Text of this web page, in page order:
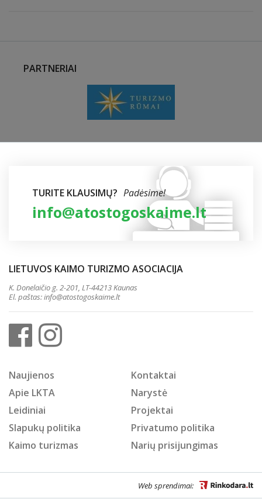
PARTNERIAI
TURITE KLAUSIMŲ? Padėsime!
info@atostogoskaime.lt
LIETUVOS KAIMO TURIZMO ASOCIACIJA
K. Donelaičio g. 2-201, LT-44213 Kaunas
El. paštas:info@atostogoskaime.lt
Naujienos
Kontaktai
Apie LKTA
Narystė
Leidiniai
Projektai
Slapukų politika
Privatumo politika
Kaimo turizmas
Narių prisijungimas
Web sprendimai: